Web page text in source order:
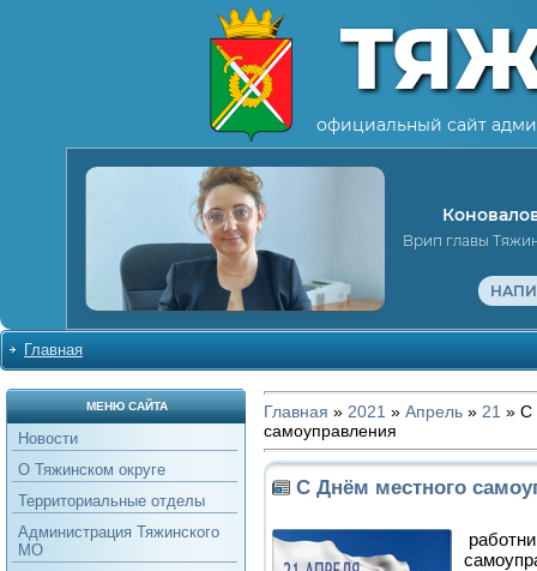
официальный сайт
Врип главы
Главная
МЕНЮ САЙТА
Новости
О Тяжинском округе
Территориальные отделы
Администрация Тяжинского
МО
Главная » 2021 » Апрель » 21 » С
самоуправления
С Днём местного